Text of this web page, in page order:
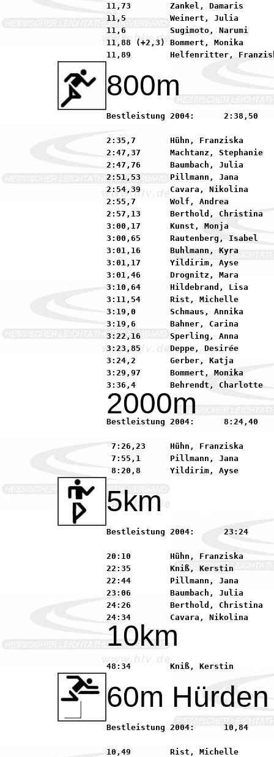
11,73        Zankel, Damaris
11,5         Weinert, Julia
11,6         Sugimoto, Narumi
11,88 (+2,3) Bommert, Monika
800m
Bestleistung 2004:	2:38,50      Hesse, Guilia           92 LAZ Bruchköbel
2:35,7       Hühn, Franziska
2:47,37      Machtanz, Stephanie
2:47,76      Baumbach, Julia
2:51,53      Pillmann, Jana
2:54,39      Cavara, Nikolina
2:55,7       Wolf, Andrea
2:57,13      Berthold, Christina
3:00,17      Kunst, Monja
3:00,65      Rautenberg, Isabel
3:01,16      Buhlmann, Kyra
3:01,17      Yildirim, Ayse
3:01,46      Drognitz, Mara
3:10,64      Hildebrand, Lisa
3:11,54      Rist, Michelle
3:19,0       Schmaus, Annika
3:19,6       Bahner, Carina
3:22,16      Sperling, Anna
3:23,85      Deppe, Desirée
3:24,2       Gerber, Katja
3:29,97      Bommert, Monika
2000m
Bestleistung 2004:	8:24,40     Dietz, Louise           92 SSC Hanau-Rodenbach
7:26,23     Hühn, Franziska
7:55,1      Pillmann, Jana
5km
Bestleistung 2004:	23:24        Hesse, Guilia           92 LAZ Bruchköbel
20:10        Hühn, Franziska
22:35        Kniß, Kerstin
22:44        Pillmann, Jana
23:06        Baumbach, Julia
24:26        Berthold, Christina
10km
60m Hürden
Bestleistung 2004:	10,84        Menzel, Milena          92 SKG Sprendlingen
10,49        Rist, Michelle